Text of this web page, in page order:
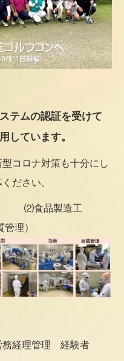
テムの認証を受けて
しています。
コロナ対策も十分にし
ださい。
製造工
理）
務経理管理 経験者